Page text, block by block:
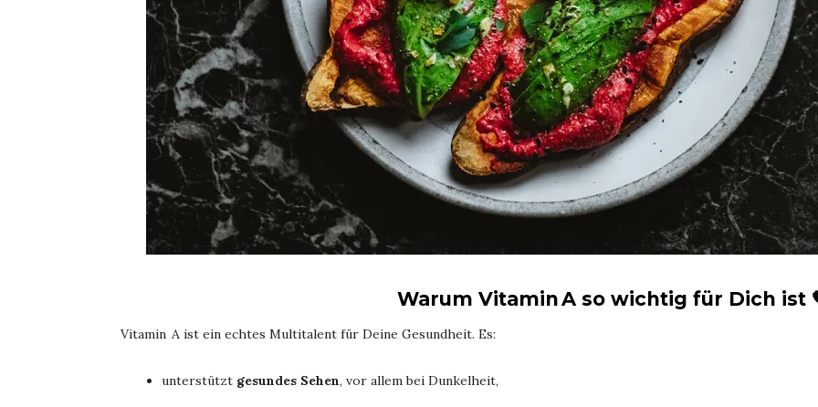
Warum Vitamin A so wichtig für Dich ist
Vitamin A ist ein echtes Multitalent für Deine Gesundheit. Es:
unterstützt gesundes Sehen, vor allem bei Dunkelheit,